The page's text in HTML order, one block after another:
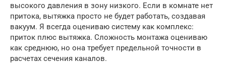
высокого давления в зону низкого. Если в комнате нет
притока, вытяжка просто не будет работать, создавая
вакуум. Я всегда оцениваю систему как комплекс:
приток плюс вытяжка. Сложность монтажа оцениваю
как среднюю, но она требует предельной точности в
расчетах сечения каналов.